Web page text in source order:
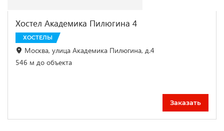
Хостел Академика Пилюгина 4
ХОСТЕЛЫ
Москва, улица Академика Пилюгина, д.4
546 м до объекта
Заказать